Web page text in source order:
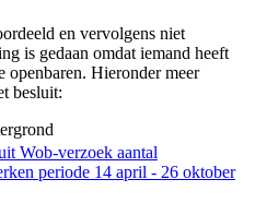
en vervolgens niet
is gedaan omdat iemand heeft
openbaren. Hieronder meer
besluit:
Wob-verzoek aantal
periode 14 april - 26 oktober